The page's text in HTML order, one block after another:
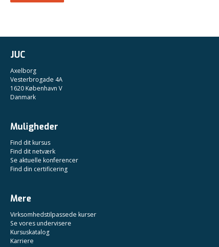
JUC
Axelborg
Vesterbrogade 4A
1620 København V
Danmark
Muligheder
Find dit kursus
Find dit netværk
Se aktuelle konferencer
Find din certificering
Mere
Virksomhedstilpassede kurser
Se vores undervisere
Kursuskatalog
Karriere